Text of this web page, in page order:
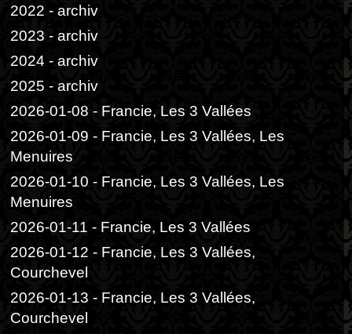
2022 - archiv
2023 - archiv
2024 - archiv
2025 - archiv
2026-01-08 - Francie, Les 3 Vallées
2026-01-09 - Francie, Les 3 Vallées, Les
Menuires
2026-01-10 - Francie, Les 3 Vallées, Les
Menuires
2026-01-11 - Francie, Les 3 Vallées
2026-01-12 - Francie, Les 3 Vallées,
Courchevel
2026-01-13 - Francie, Les 3 Vallées,
Courchevel